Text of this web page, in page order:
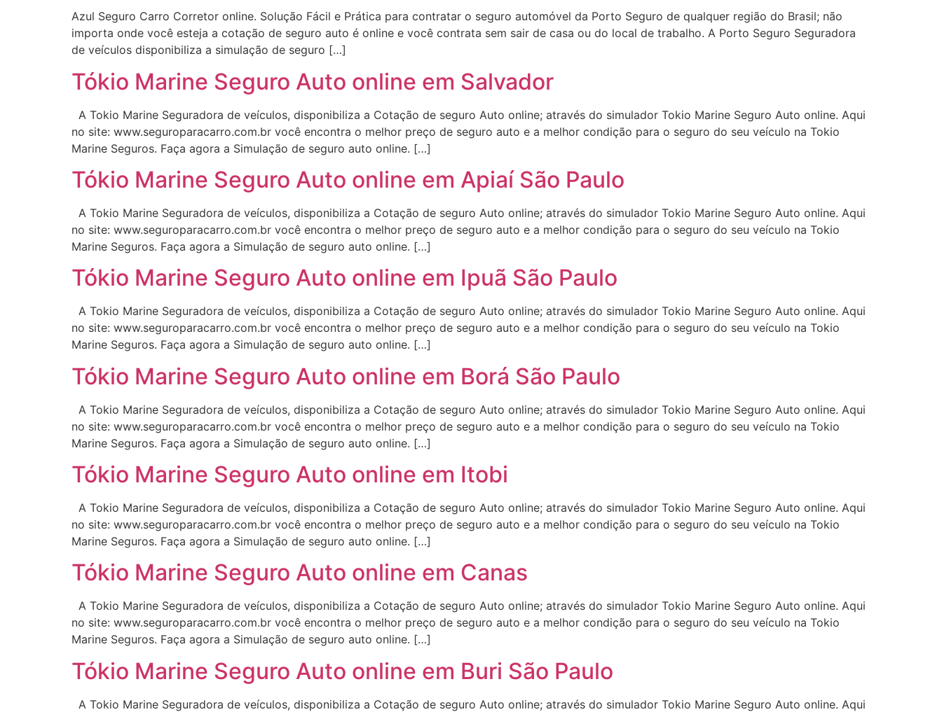
Azul Seguro Carro Corretor online. Solução Fácil e Prática para contratar o seguro automóvel da Porto Seguro de qualquer região do Brasil; não
importa onde você esteja a cotação de seguro auto é online e você contrata sem sair de casa ou do local de trabalho. A Porto Seguro Seguradora
de veículos disponibiliza a simulação de seguro […]
Tókio Marine Seguro Auto online em Salvador
A Tokio Marine Seguradora de veículos, disponibiliza a Cotação de seguro Auto online; através do simulador Tokio Marine Seguro Auto online. Aqui
no site: www.seguroparacarro.com.br você encontra o melhor preço de seguro auto e a melhor condição para o seguro do seu veículo na Tokio
Marine Seguros. Faça agora a Simulação de seguro auto online. […]
Tókio Marine Seguro Auto online em Apiaí São Paulo
A Tokio Marine Seguradora de veículos, disponibiliza a Cotação de seguro Auto online; através do simulador Tokio Marine Seguro Auto online. Aqui
no site: www.seguroparacarro.com.br você encontra o melhor preço de seguro auto e a melhor condição para o seguro do seu veículo na Tokio
Marine Seguros. Faça agora a Simulação de seguro auto online. […]
Tókio Marine Seguro Auto online em Ipuã São Paulo
A Tokio Marine Seguradora de veículos, disponibiliza a Cotação de seguro Auto online; através do simulador Tokio Marine Seguro Auto online. Aqui
no site: www.seguroparacarro.com.br você encontra o melhor preço de seguro auto e a melhor condição para o seguro do seu veículo na Tokio
Marine Seguros. Faça agora a Simulação de seguro auto online. […]
Tókio Marine Seguro Auto online em Borá São Paulo
A Tokio Marine Seguradora de veículos, disponibiliza a Cotação de seguro Auto online; através do simulador Tokio Marine Seguro Auto online. Aqui
no site: www.seguroparacarro.com.br você encontra o melhor preço de seguro auto e a melhor condição para o seguro do seu veículo na Tokio
Marine Seguros. Faça agora a Simulação de seguro auto online. […]
Tókio Marine Seguro Auto online em Itobi
A Tokio Marine Seguradora de veículos, disponibiliza a Cotação de seguro Auto online; através do simulador Tokio Marine Seguro Auto online. Aqui
no site: www.seguroparacarro.com.br você encontra o melhor preço de seguro auto e a melhor condição para o seguro do seu veículo na Tokio
Marine Seguros. Faça agora a Simulação de seguro auto online. […]
Tókio Marine Seguro Auto online em Canas
A Tokio Marine Seguradora de veículos, disponibiliza a Cotação de seguro Auto online; através do simulador Tokio Marine Seguro Auto online. Aqui
no site: www.seguroparacarro.com.br você encontra o melhor preço de seguro auto e a melhor condição para o seguro do seu veículo na Tokio
Marine Seguros. Faça agora a Simulação de seguro auto online. […]
Tókio Marine Seguro Auto online em Buri São Paulo
A Tokio Marine Seguradora de veículos, disponibiliza a Cotação de seguro Auto online; através do simulador Tokio Marine Seguro Auto online. Aqui